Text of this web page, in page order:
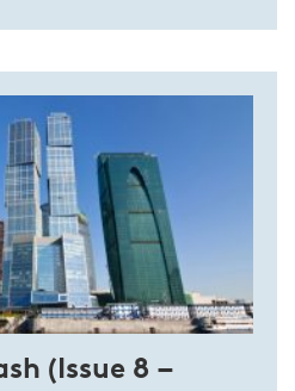
(Issue 8 –